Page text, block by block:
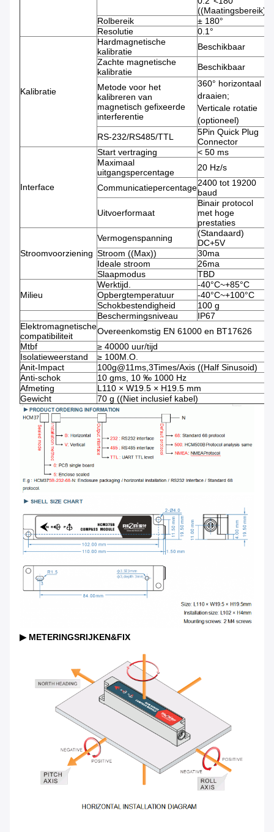
((Maatingsbereik))
Rolbereik
± 180°
Resolutie
0.1°
Kalibratie
Hardmagnetische
kalibratie
Beschikbaar
Zachte magnetische
kalibratie
Beschikbaar
Metode voor het
kalibreren van
magnetisch gefixeerde
interferentie
360° horizontaal
draaien;
Verticale rotatie
(optioneel)
RS-232/RS485/TTL
5Pin Quick Plug
Connector
Interface
Start vertraging
< 50 ms
Maximaal
uitgangspercentage
20 Hz/s
Communicatiepercentage2400 tot 19200
baud
Uitvoerformaat
Binair protocol
met hoge
prestaties
Stroomvoorziening
Vermogenspanning
(Standaard)
DC+5V
Stroom ((Max))
30ma
Ideale stroom
26ma
Slaapmodus
TBD
Milieu
Werktijd.
-40°C~+85°C
Opbergtemperatuur
-40°C~+100°C
Schokbestendigheid
100 g
Beschermingsniveau
IP67
Elektromagnetische
compatibiliteit
Overeenkomstig EN 61000 en BT17626
Mtbf
≥ 40000 uur/tijd
Isolatieweerstand
≥ 100M.O.
Anit-Impact
100g@11ms,3Times/Axis ((Half Sinusoid)
Anti-schok
10 gms, 10 ‰ 1000 Hz
Afmeting
L110 × W19.5 × H19.5 mm
Gewicht
70 g ((Niet inclusief kabel)
▶ METERINGSRIJKEN&FIX